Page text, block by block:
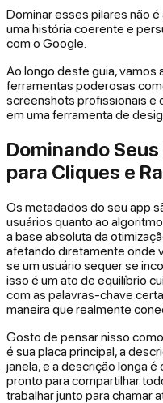
Dominar esses pilares não
uma história coerente e
com o Google.
Ao longo deste guia,
ferramentas poderosas
screenshots profissionais e
em uma ferramenta de
Dominando
para Cliques e
Os metadados do seu app
usuários quanto ao
a base absoluta da
afetando diretamente onde
se um usuário sequer se
isso é um ato de equilíbrio
com as palavras-chave
maneira que realmente
Gosto de pensar nisso
é sua placa principal, a
janela, e a descrição longa
pronto para compartilhar
trabalhar junto para chamar